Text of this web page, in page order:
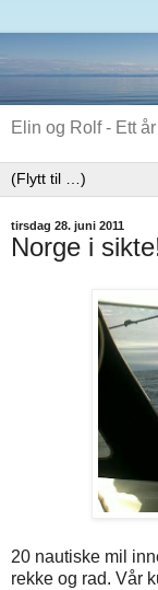
Elin og Rolf - Ett
tirsdag 28. juni 2011
Norge i
20 nautiske mil
rekke og rad. Vår